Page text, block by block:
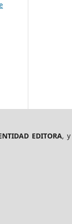
EDITORA, y